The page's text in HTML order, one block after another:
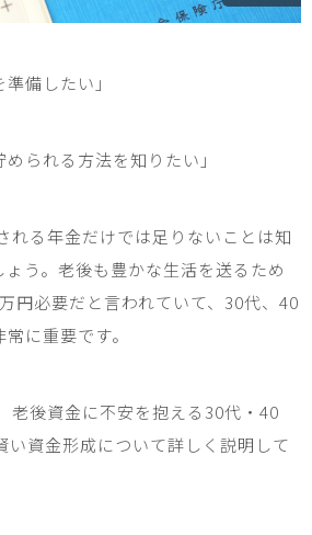
備したい」
められる方法を知りたい」
れる年金だけでは足りないことは知
う。老後も豊かな生活を送るため
万円必要だと言われていて、 30代、 40
に重要です。
老後資金に不安を抱える 30代・ 40
い資金形成について詳しく説明して